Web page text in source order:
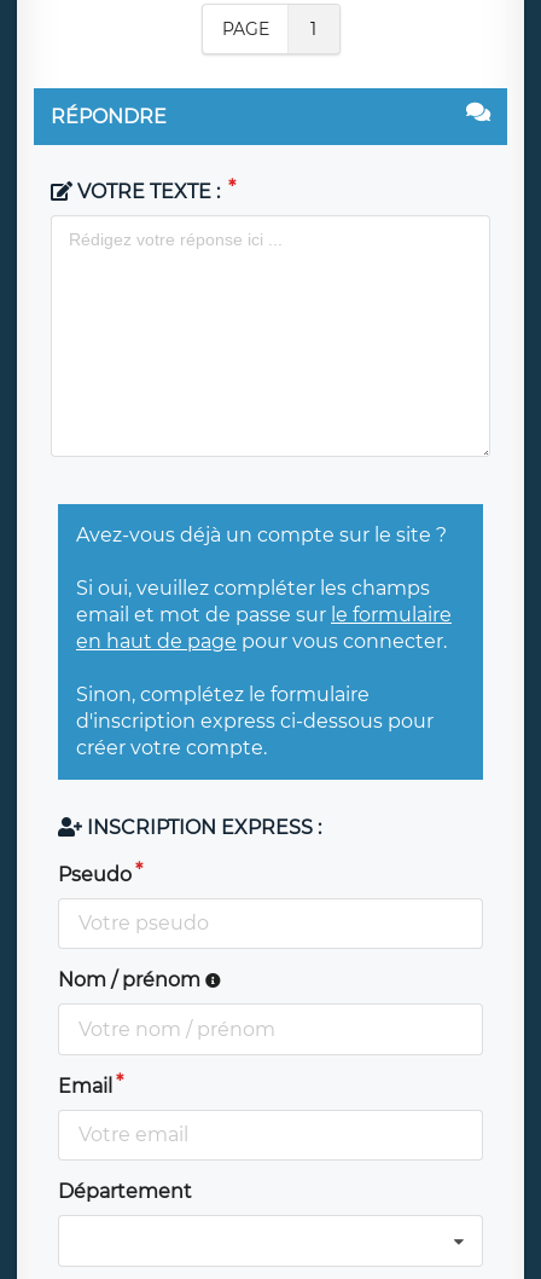
PAGE 1
RÉPONDRE
VOTRE TEXTE :
Avez-vous déjà un compte sur le site ?
Si oui, veuillez compléter les champs
email et mot de passe sur le formulaire
en haut de page pour vous connecter.
Sinon, complétez le formulaire
d'inscription express ci-dessous pour
créer votre compte.
INSCRIPTION EXPRESS :
Pseudo
Nom / prénom
Email
Département